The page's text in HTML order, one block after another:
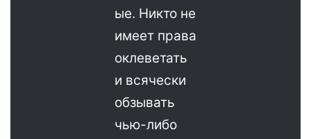
ые. Никто не
имеет права
оклеветать
и всячески
обзывать
чью-либо